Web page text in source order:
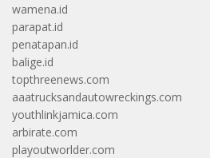
wamena.id
parapat.id
penatapan.id
balige.id
topthreenews.com
aaatrucksandautowreckings.com
youthlinkjamica.com
arbirate.com
playoutworlder.com